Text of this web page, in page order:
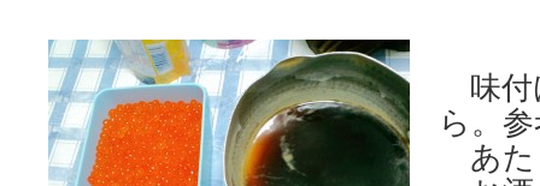
味付
ら。
あた